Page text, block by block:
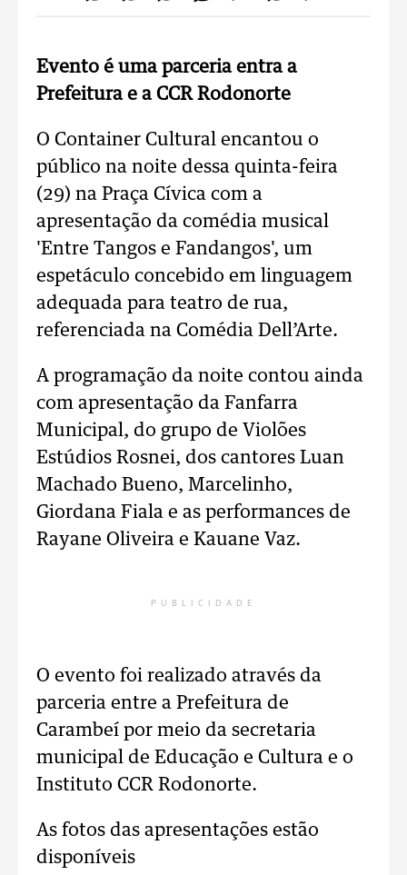
Evento é uma parceria entra a
Prefeitura e a CCR Rodonorte
O Container Cultural encantou o
público na noite dessa quinta-feira
(29) na Praça Cívica com a
apresentação da comédia musical
'Entre Tangos e Fandangos', um
espetáculo concebido em linguagem
adequada para teatro de rua,
referenciada na Comédia Dell’Arte.
A programação da noite contou ainda
com apresentação da Fanfarra
Municipal, do grupo de Violões
Estúdios Rosnei, dos cantores Luan
Machado Bueno, Marcelinho,
Giordana Fiala e as performances de
Rayane Oliveira e Kauane Vaz.
PUBLICIDADE
O evento foi realizado através da
parceria entre a Prefeitura de
Carambeí por meio da secretaria
municipal de Educação e Cultura e o
Instituto CCR Rodonorte.
As fotos das apresentações estão
disponíveis